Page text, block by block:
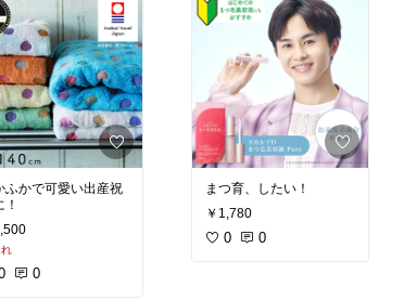
ふかで可愛い出産祝
0
まつ育、したい！
￥1,780
0 0